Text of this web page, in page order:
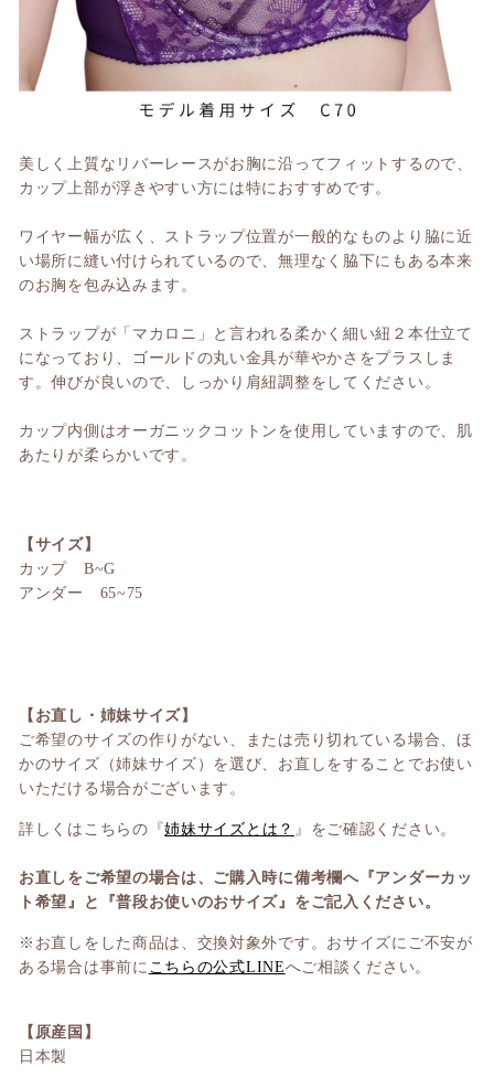
美しく上質なリバーレースがお胸に沿ってフィットするので、
カップ上部が浮きやすい方には特におすすめです。
ワイヤー幅が広く、ストラップ位置が一般的なものより脇に近
い場所に縫い付けられているので、無理なく脇下にもある本来
のお胸を包み込みます。
ストラップが「マカロニ」と言われる柔かく細い紐２本仕立て
になっており、ゴールドの丸い金具が華やかさをプラスしま
す。伸びが良いので、しっかり肩紐調整をしてください。
カップ内側はオーガニックコットンを使用していますので、肌
あたりが柔らかいです。
【サイズ】
カップ B~G
アンダー 65~75
【お直し・姉妹サイズ】
ご希望のサイズの作りがない、または売り切れている場合、ほ
かのサイズ（姉妹サイズ）を選び、お直しをすることでお使い
いただける場合がございます。
詳しくはこちらの『姉妹サイズとは？ 』をご確認ください。
お直しをご希望の場合は、ご購入時に備考欄へ『アンダーカッ
ト希望』と『普段お使いのおサイズ』をご記入ください。
※お直しをした商品は、交換対象外です。おサイズにご不安が
ある場合は事前に こちらの公式LINEへご相談ください。
【原産国】
日本製